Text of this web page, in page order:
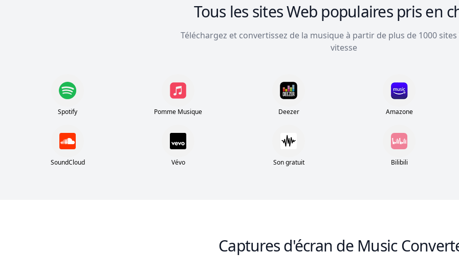
Tous les sites Web populaires pris en
Téléchargez et convertissez de la musique à partir de plus de 1000
vitesse
Spotify Pomme Musique Deezer Amazone
SoundCloud Vévo Son gratuit Bilibili
Captures d'écran de Music